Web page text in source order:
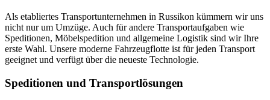
Als etabliertes Transportunternehmen in Russikon kümmern wir uns
nicht nur um Umzüge. Auch für andere Transportaufgaben wie
Speditionen, Möbelspedition und allgemeine Logistik sind wir Ihre
erste Wahl. Unsere moderne Fahrzeugflotte ist für jeden Transport
geeignet und verfügt über die neueste Technologie.
Speditionen und Transportlösungen